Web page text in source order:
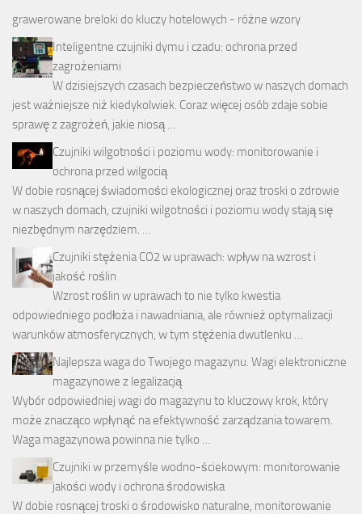
grawerowane breloki do kluczy hotelowych - różne wzory
Inteligentne czujniki dymu i czadu: ochrona przed
zagrożeniami
W dzisiejszych czasach bezpieczeństwo w naszych domach
jest ważniejsze niż kiedykolwiek. Coraz więcej osób zdaje sobie
sprawę z zagrożeń, jakie niosą …
Czujniki wilgotności i poziomu wody: monitorowanie i
ochrona przed wilgocią
W dobie rosnącej świadomości ekologicznej oraz troski o zdrowie
w naszych domach, czujniki wilgotności i poziomu wody stają się
niezbędnym narzędziem. …
Czujniki stężenia CO2 w uprawach: wpływ na wzrost i
jakość roślin
Wzrost roślin w uprawach to nie tylko kwestia
odpowiedniego podłoża i nawadniania, ale również optymalizacji
warunków atmosferycznych, w tym stężenia dwutlenku …
Najlepsza waga do Twojego magazynu. Wagi elektroniczne
magazynowe z legalizacją
Wybór odpowiedniej wagi do magazynu to kluczowy krok, który
może znacząco wpłynąć na efektywność zarządzania towarem.
Waga magazynowa powinna nie tylko …
Czujniki w przemyśle wodno-ściekowym: monitorowanie
jakości wody i ochrona środowiska
W dobie rosnącej troski o środowisko naturalne, monitorowanie